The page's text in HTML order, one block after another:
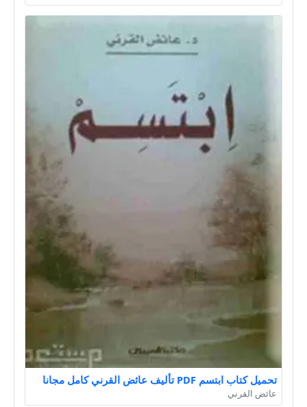
تحميل كتاب ابتسم PDF تأليف عائض القرني كامل مجانا
عائض القرني